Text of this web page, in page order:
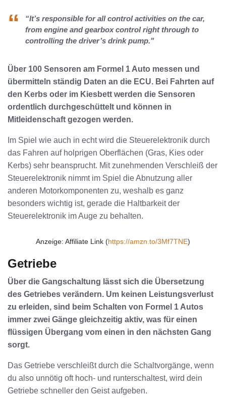
“It’s responsible for all control activities on the car,
from engine and gearbox control right through to
controlling the driver’s drink pump."
Über 100 Sensoren am Formel 1 Auto messen und
übermitteln ständig Daten an die ECU. Bei Fahrten auf
den Kerbs oder im Kiesbett werden die Sensoren
ordentlich durchgeschüttelt und können in
Mitleidenschaft gezogen werden.
Im Spiel wie auch in echt wird die Steuerelektronik durch
das Fahren auf holprigen Oberflächen (Gras, Kies oder
Kerbs) sehr beansprucht. Mit zunehmenden Verschleiß der
Steuerelektronik nimmt im Spiel die Abnutzung aller
anderen Motorkomponenten zu, weshalb es ganz
besonders wichtig ist, gerade die Haltbarkeit der
Steuerelektronik im Auge zu behalten.
Anzeige: Affiliate Link (https://amzn.to/3Mf7TNE)
Getriebe
Über die Gangschaltung lässt sich die Übersetzung
des Getriebes verändern. Um keinen Leistungsverlust
zu erleiden, sind beim Schalten von Formel 1 Autos
immer zwei Gänge gleichzeitig aktiv, was für einen
flüssigen Übergang vom einen in den nächsten Gang
sorgt.
Das Getriebe verschleißt durch die Schaltvorgänge, wenn
du also unnötig oft hoch- und runterschaltest, wird dein
Getriebe schneller den Geist aufgeben.